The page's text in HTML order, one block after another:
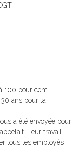
100 pour cent !
30 ans pour la
a été envoyée pour
Leur travail
tous les employés